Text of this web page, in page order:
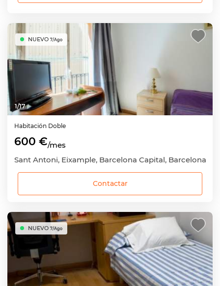
1/17
NUEVO 7/Ago
Habitación Doble
600 €/mes
Sant Antoni, Eixample, Barcelona Capital, Barcelona
Contactar
NUEVO 7/Ago